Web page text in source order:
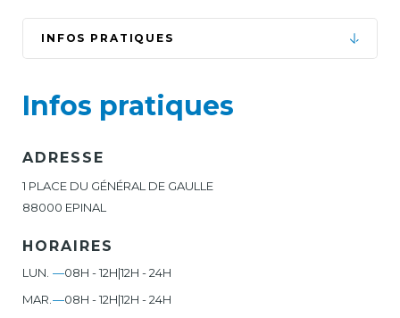
INFOS PRATIQUES
Infos pratiques
ADRESSE
1 PLACE DU GÉNÉRAL DE GAULLE
88000 EPINAL
HORAIRES
LUN. —08H - 12H|12H - 24H
MAR.—08H - 12H|12H - 24H